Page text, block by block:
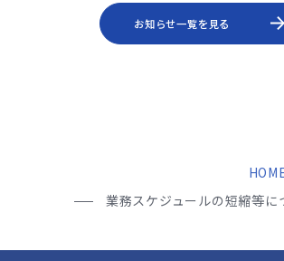
お知らせ一覧を見る
業務スケジュールの短縮等に